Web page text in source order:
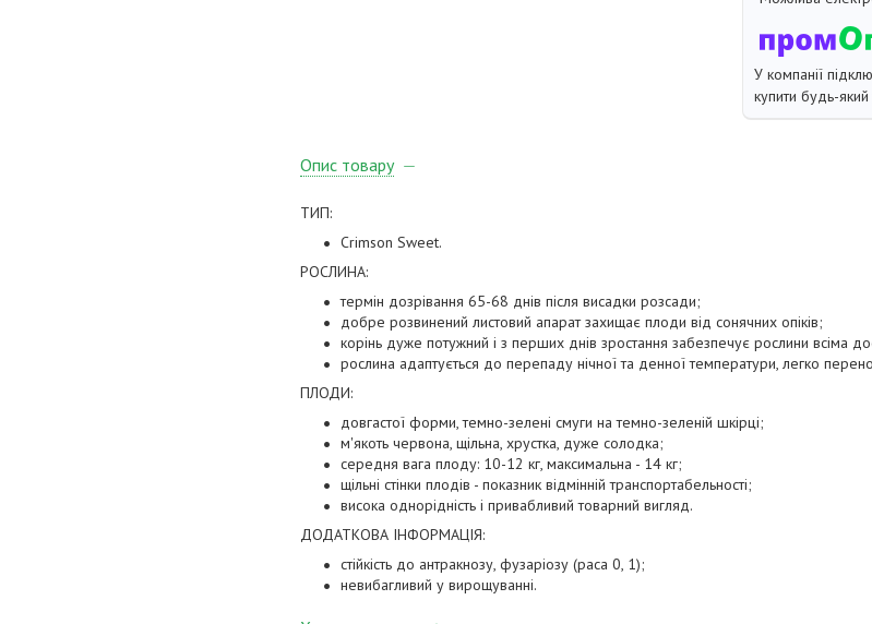
У компанії
купити будь-
Опис товару
ТИП:
Crimson Sweet.
РОСЛИНА:
термін дозрівання 65-68 днів після висадки розсади;
добре розвинений листовий апарат захищає плоди від сонячних опіків;
корінь дуже потужний і з перших днів зростання забезпечує рослини всіма
рослина адаптується до перепаду нічної та денної температури, легко
ПЛОДИ:
довгастої форми, темно-зелені смуги на темно-зеленій шкірці;
м'якоть червона, щільна, хрустка, дуже солодка;
середня вага плоду: 10-12 кг, максимальна - 14 кг;
щільні стінки плодів - показник відмінній транспортабельності;
висока однорідність і привабливий товарний вигляд.
ДОДАТКОВА ІНФОРМАЦІЯ:
стійкість до антракнозу, фузаріозу (раса 0, 1);
невибагливий у вирощуванні.